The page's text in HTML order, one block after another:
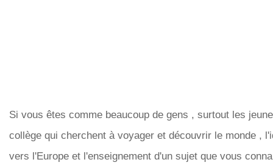
Si vous êtes comme beaucoup de gens , surtout les
collège qui cherchent à voyager et découvrir le monde ,
vers l'Europe et l'enseignement d'un sujet que vous